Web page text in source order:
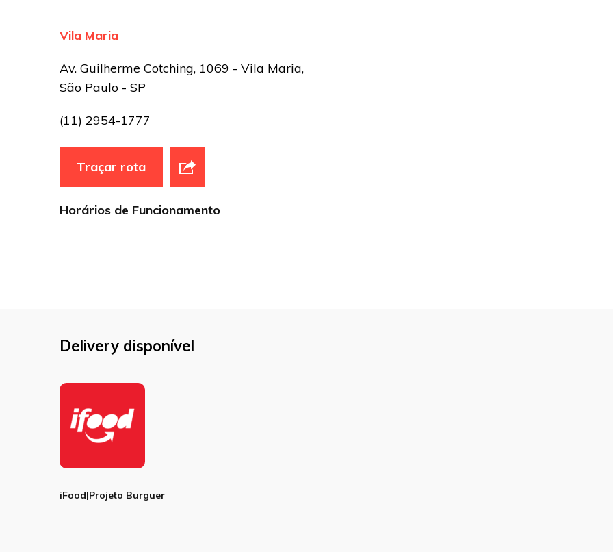
Vila Maria
Av. Guilherme Cotching, 1069 - Vila Maria,
São Paulo - SP
(11) 2954-1777
Traçar rota
Horários de Funcionamento
Delivery disponível
iFood|Projeto Burguer